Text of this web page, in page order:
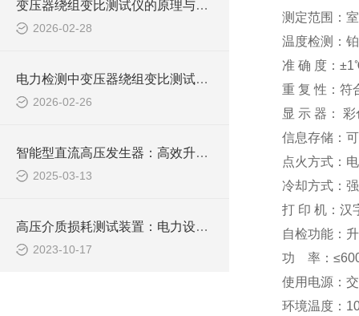
变压器绕组变比测试仪的原理与实操应用要点
2026-02-28
电力检测中变压器绕组变比测试仪的选型与使用规范
2026-02-26
智能型直流高压发生器：高效升压，稳定输出，为您的高压测试提供坚实保障
2025-03-13
高压介质损耗测试装置：电力设备的细密检测工具
2023-10-17
测定范围：
温度检测：
准 确 度：
重 复 性：符
显 示 器：
信息存储：
点火方式：
冷却方式：
打 印 机：汉
自检功能：
功 率：
使用电源：
环境温度：